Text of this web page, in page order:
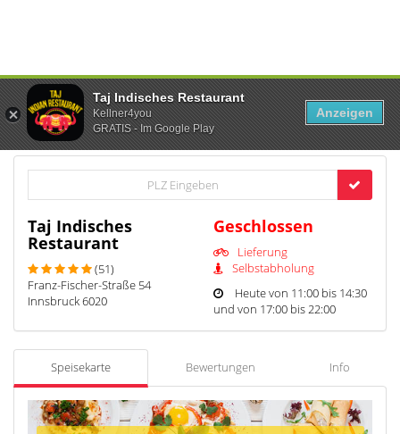
Taj Indisches
Restaurant
(51)
Franz-Fischer-Straße 54
Innsbruck 6020
Geschlossen
Lieferung
Selbstabholung
Heute von 11:00 bis 14:30
und von 17:00 bis 22:00
Speisekarte Bewertungen Info
Taj Indisches Restaurant
Kellner4you
GRATIS - Im Google Play
Anzeigen